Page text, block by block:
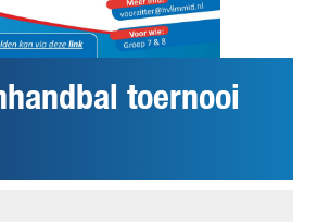
toernooi